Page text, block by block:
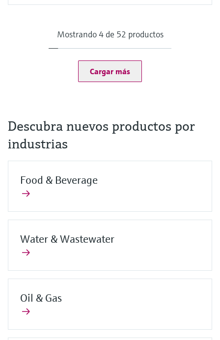
Estándar: 0 a 20 mg/l de ClO₂
Temperatura del proceso
0 a 55 °C, sin congelación
Mostrando 4 de 52 productos
Cargar más
Descubra nuevos productos por
industrias
Food & Beverage
Water & Wastewater
Oil & Gas